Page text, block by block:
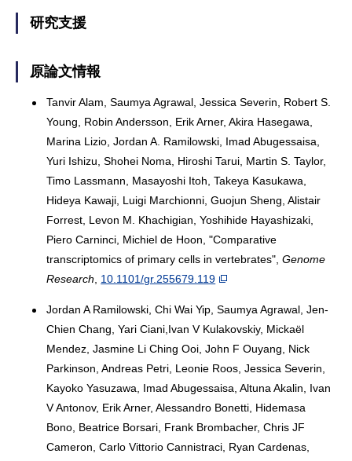
研究支援
原論文情報
Tanvir Alam, Saumya Agrawal, Jessica Severin, Robert S.
Young, Robin Andersson, Erik Arner, Akira Hasegawa,
Marina Lizio, Jordan A. Ramilowski, Imad Abugessaisa,
Yuri Ishizu, Shohei Noma, Hiroshi Tarui, Martin S. Taylor,
Timo Lassmann, Masayoshi Itoh, Takeya Kasukawa,
Hideya Kawaji, Luigi Marchionni, Guojun Sheng, Alistair
Forrest, Levon M. Khachigian, Yoshihide Hayashizaki,
Piero Carninci, Michiel de Hoon, "Comparative
transcriptomics of primary cells in vertebrates",Genome
Research
10.1101/gr.255679.119
Jordan A Ramilowski, Chi Wai Yip, Saumya Agrawal, Jen-
Chien Chang, Yari Ciani,Ivan V Kulakovskiy, Mickaël
Mendez, Jasmine Li Ching Ooi, John F Ouyang, Nick
Parkinson, Andreas Petri, Leonie Roos, Jessica Severin,
Kayoko Yasuzawa, Imad Abugessaisa, Altuna Akalin, Ivan
V Antonov, Erik Arner, Alessandro Bonetti, Hidemasa
Bono, Beatrice Borsari, Frank Brombacher, Chris JF
Cameron, Carlo Vittorio Cannistraci, Ryan Cardenas,